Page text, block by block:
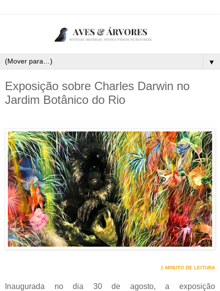
▼
Exposição sobre Charles Darwin no
Jardim Botânico do Rio
1 MINUTO DE LEITURA
Inaugurada no dia 30 de agosto, a exposição